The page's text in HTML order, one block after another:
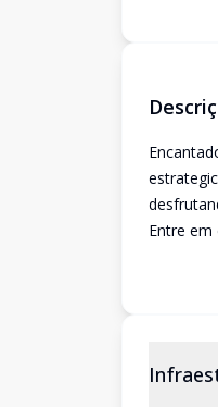
Entre